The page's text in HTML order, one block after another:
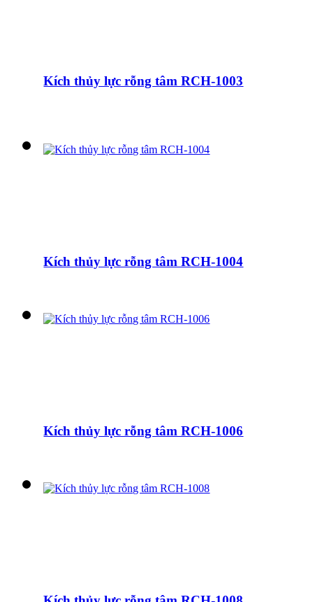
Kích thủy lực rỗng tâm RCH-1003
Kích thủy lực rỗng tâm RCH-1004
Kích thủy lực rỗng tâm RCH-1006